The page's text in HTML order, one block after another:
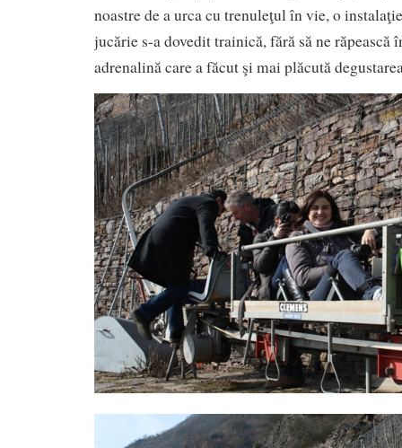
noastre de a urca cu trenuleţul în vie, o
jucărie s-a dovedit trainică, fără să ne răpească
adrenalină care a făcut şi mai plăcută